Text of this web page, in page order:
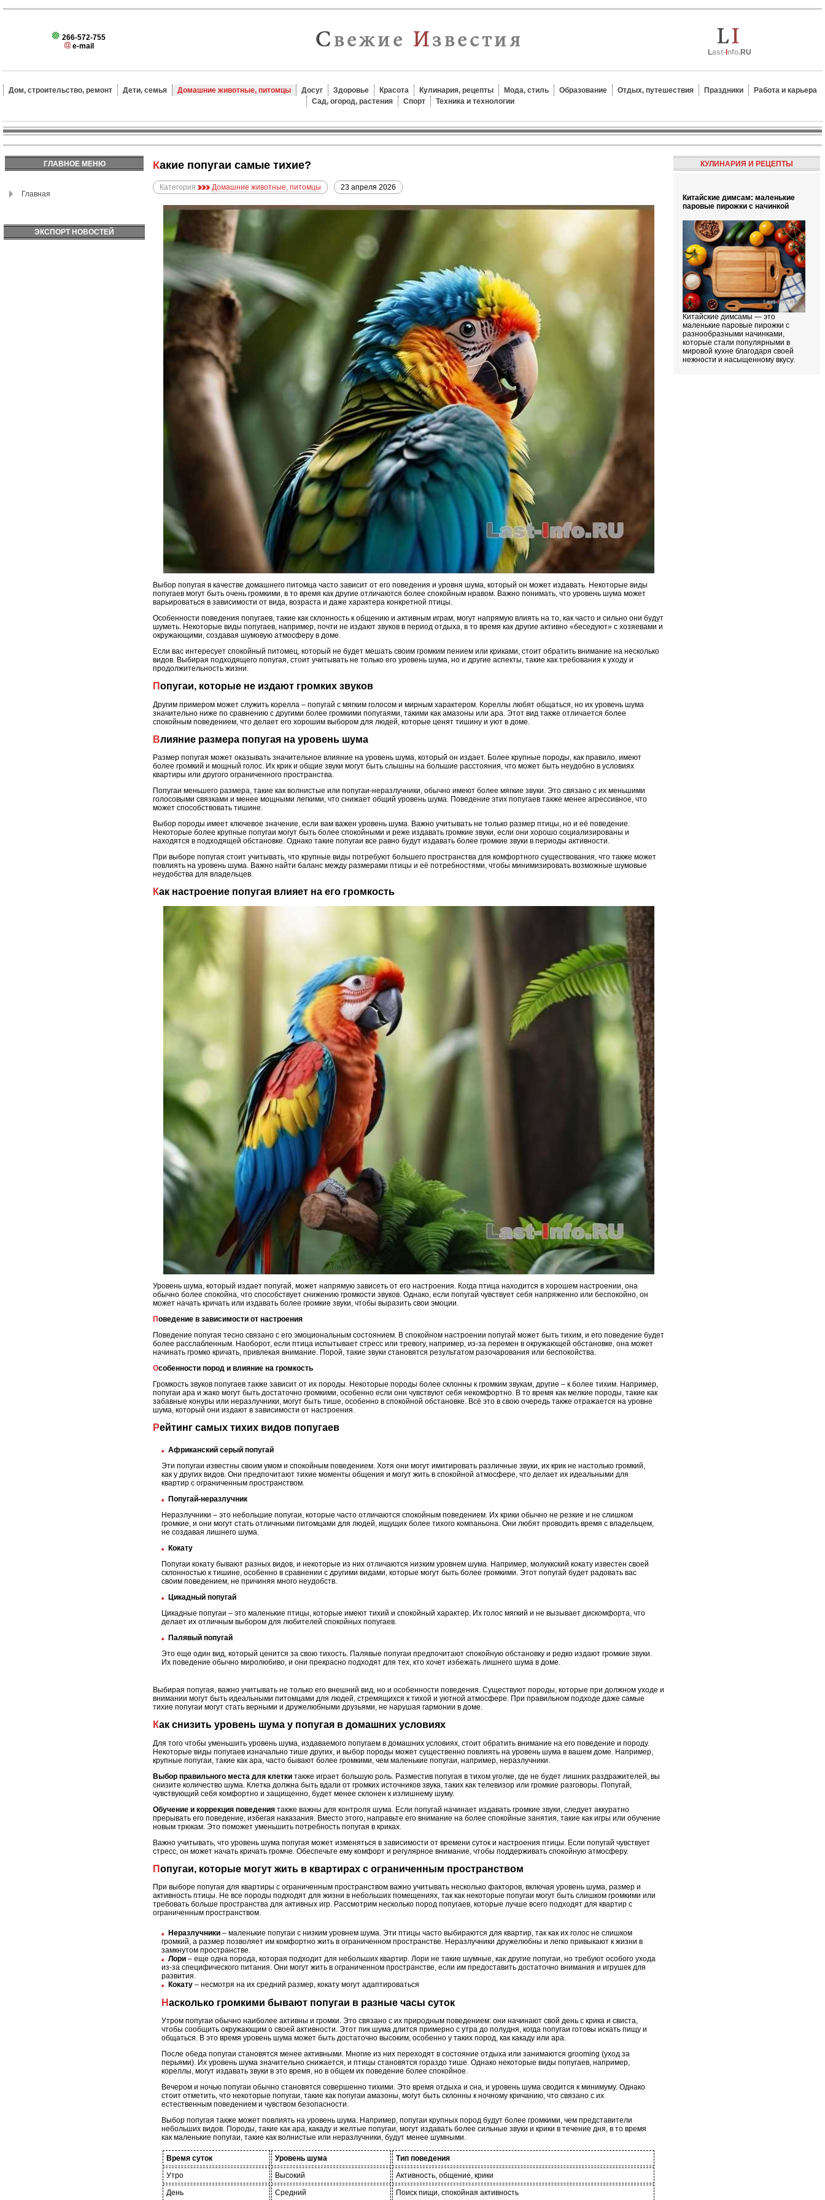
266-572-755
e-mail
Last- nfo.RU
Дом, строительство, ремонт Дети, семья Домашние животные, питомцы Досуг Здоровье Красота Кулинария, рецепты Мода, стиль Образование Отдых, путешествия Праздники
Работа и карьера
Сад, огород, растения
Спорт Техника и технологии
ГЛАВНОЕ МЕНЮ
Главная
ЭКСПОРТ НОВОСТЕЙ
Какие попугаи самые тихие?
Категория Домашние животные, питомцы 23 апреля 2026
Выбор попугая в качестве домашнего питомца часто зависит от его поведения и уровня шума, который он может издавать. Некоторые виды
попугаев могут быть очень громкими, в то время как другие отличаются более спокойным нравом. Важно понимать, что уровень шума может
варьироваться в зависимости от вида, возраста и даже характера конкретной птицы.
Особенности поведения попугаев, такие как склонность к общению и активным играм, могут напрямую влиять на то, как часто и сильно они будут
шуметь. Некоторые виды попугаев, например, почти не издают звуков в период отдыха, в то время как другие активно «беседуют» с хозяевами и
окружающими, создавая шумовую атмосферу в доме.
Если вас интересует спокойный питомец, который не будет мешать своим громким пением или криками, стоит обратить внимание на несколько
видов. Выбирая подходящего попугая, стоит учитывать не только его уровень шума, но и другие аспекты, такие как требования к уходу и
продолжительность жизни.
Попугаи, которые не издают громких звуков
Другим примером может служить корелла – попугай с мягким голосом и мирным характером. Кореллы любят общаться, но их уровень шума
значительно ниже по сравнению с другими более громкими попугаями, такими как амазоны или ара. Этот вид также отличается более
спокойным поведением, что делает его хорошим выбором для людей, которые ценят тишину и уют в доме.
Влияние размера попугая на уровень шума
Размер попугая может оказывать значительное влияние на уровень шума, который он издает. Более крупные породы, как правило, имеют
более громкий и мощный голос. Их крик и общие звуки могут быть слышны на большие расстояния, что может быть неудобно в условиях
квартиры или другого ограниченного пространства.
Попугаи меньшего размера, такие как волнистые или попугаи-неразлучники, обычно имеют более мягкие звуки. Это связано с их меньшими
голосовыми связками и менее мощными легкими, что снижает общий уровень шума. Поведение этих попугаев также менее агрессивное, что
может способствовать тишине.
Выбор породы имеет ключевое значение, если вам важен уровень шума. Важно учитывать не только размер птицы, но и её поведение.
Некоторые более крупные попугаи могут быть более спокойными и реже издавать громкие звуки, если они хорошо социализированы и
находятся в подходящей обстановке. Однако такие попугаи все равно будут издавать более громкие звуки в периоды активности.
При выборе попугая стоит учитывать, что крупные виды потребуют большего пространства для комфортного существования, что также может
повлиять на уровень шума. Важно найти баланс между размерами птицы и её потребностями, чтобы минимизировать возможные шумовые
неудобства для владельцев.
Как настроение попугая влияет на его громкость
Уровень шума, который издает попугай, может напрямую зависеть от его настроения. Когда птица находится в хорошем настроении, она
обычно более спокойна, что способствует снижению громкости звуков. Однако, если попугай чувствует себя напряженно или беспокойно, он
может начать кричать или издавать более громкие звуки, чтобы выразить свои эмоции.
Поведение в зависимости от настроения
Поведение попугая тесно связано с его эмоциональным состоянием. В спокойном настроении попугай может быть тихим, и его поведение будет
более расслабленным. Наоборот, если птица испытывает стресс или тревогу, например, из-за перемен в окружающей обстановке, она может
начинать громко кричать, привлекая внимание. Порой, такие звуки становятся результатом разочарования или беспокойства.
Особенности пород и влияние на громкость
Громкость звуков попугаев также зависит от их породы. Некоторые породы более склонны к громким звукам, другие – к более тихим. Например,
попугаи ара и жако могут быть достаточно громкими, особенно если они чувствуют себя некомфортно. В то время как мелкие породы, такие как
забавные конуры или неразлучники, могут быть тише, особенно в спокойной обстановке. Всё это в свою очередь также отражается на уровне
шума, который они издают в зависимости от настроения.
Рейтинг самых тихих видов попугаев
Африканский серый попугай
Эти попугаи известны своим умом и спокойным поведением. Хотя они могут имитировать различные звуки, их крик не настолько громкий,
как у других видов. Они предпочитают тихие моменты общения и могут жить в спокойной атмосфере, что делает их идеальными для
квартир с ограниченным пространством.
Попугай-неразлучник
Неразлучники – это небольшие попугаи, которые часто отличаются спокойным поведением. Их крики обычно не резкие и не слишком
громкие, и они могут стать отличными питомцами для людей, ищущих более тихого компаньона. Они любят проводить время с владельцем,
не создавая лишнего шума.
Кокату
Попугаи кокату бывают разных видов, и некоторые из них отличаются низким уровнем шума. Например, молуккский кокату известен своей
склонностью к тишине, особенно в сравнении с другими видами, которые могут быть более громкими. Этот попугай будет радовать вас
своим поведением, не причиняя много неудобств.
Цикадный попугай
Цикадные попугаи – это маленькие птицы, которые имеют тихий и спокойный характер. Их голос мягкий и не вызывает дискомфорта, что
делает их отличным выбором для любителей спокойных попугаев.
Палявый попугай
Это еще один вид, который ценится за свою тихость. Палявые попугаи предпочитают спокойную обстановку и редко издают громкие звуки.
Их поведение обычно миролюбиво, и они прекрасно подходят для тех, кто хочет избежать лишнего шума в доме.
Выбирая попугая, важно учитывать не только его внешний вид, но и особенности поведения. Существуют породы, которые при должном уходе и
внимании могут быть идеальными питомцами для людей, стремящихся к тихой и уютной атмосфере. При правильном подходе даже самые
тихие попугаи могут стать верными и дружелюбными друзьями, не нарушая гармонии в доме.
Как снизить уровень шума у попугая в домашних условиях
Для того чтобы уменьшить уровень шума, издаваемого попугаем в домашних условиях, стоит обратить внимание на его поведение и породу.
Некоторые виды попугаев изначально тише других, и выбор породы может существенно повлиять на уровень шума в вашем доме. Например,
крупные попугаи, такие как ара, часто бывают более громкими, чем маленькие попугаи, например, неразлучники.
Выбор правильного места для клетки также играет большую роль. Разместив попугая в тихом уголке, где не будет лишних раздражителей, вы
снизите количество шума. Клетка должна быть вдали от громких источников звука, таких как телевизор или громкие разговоры. Попугай,
чувствующий себя комфортно и защищенно, будет менее склонен к излишнему шуму.
Обучение и коррекция поведения также важны для контроля шума. Если попугай начинает издавать громкие звуки, следует аккуратно
прерывать его поведение, избегая наказания. Вместо этого, направьте его внимание на более спокойные занятия, такие как игры или обучение
новым трюкам. Это поможет уменьшить потребность попугая в криках.
Важно учитывать, что уровень шума попугая может изменяться в зависимости от времени суток и настроения птицы. Если попугай чувствует
стресс, он может начать кричать громче. Обеспечьте ему комфорт и регулярное внимание, чтобы поддерживать спокойную атмосферу.
Попугаи, которые могут жить в квартирах с ограниченным пространством
При выборе попугая для квартиры с ограниченным пространством важно учитывать несколько факторов, включая уровень шума, размер и
активность птицы. Не все породы подходят для жизни в небольших помещениях, так как некоторые попугаи могут быть слишком громкими или
требовать больше пространства для активных игр. Рассмотрим несколько пород попугаев, которые лучше всего подходят для квартир с
ограниченным пространством.
Неразлучники – маленькие попугаи с низким уровнем шума. Эти птицы часто выбираются для квартир, так как их голос не слишком
громкий, а размер позволяет им комфортно жить в ограниченном пространстве. Неразлучники дружелюбны и легко привыкают к жизни в
замкнутом пространстве.
Лори – еще одна порода, которая подходит для небольших квартир. Лори не такие шумные, как другие попугаи, но требуют особого ухода
из-за специфического питания. Они могут жить в ограниченном пространстве, если им предоставить достаточно внимания и игрушек для
развития.
Кокату – несмотря на их средний размер, кокату могут адаптироваться
Насколько громкими бывают попугаи в разные часы суток
Утром попугаи обычно наиболее активны и громки. Это связано с их природным поведением: они начинают свой день с крика и свиста,
чтобы сообщить окружающим о своей активности. Этот пик шума длится примерно с утра до полудня, когда попугаи готовы искать пищу и
общаться. В это время уровень шума может быть достаточно высоким, особенно у таких пород, как какаду или ара.
После обеда попугаи становятся менее активными. Многие из них переходят в состояние отдыха или занимаются grooming (уход за
перьями). Их уровень шума значительно снижается, и птицы становятся гораздо тише. Однако некоторые виды попугаев, например,
кореллы, могут издавать звуки в это время, но в общем их поведение более спокойное.
Вечером и ночью попугаи обычно становятся совершенно тихими. Это время отдыха и сна, и уровень шума сводится к минимуму. Однако
стоит отметить, что некоторые попугаи, такие как попугаи амазоны, могут быть склонны к ночному кричанию, что связано с их
естественным поведением и чувством безопасности.
Выбор попугая также может повлиять на уровень шума. Например, попугаи крупных пород будут более громкими, чем представители
небольших видов. Породы, такие как ара, какаду и желтые попугаи, могут издавать более сильные звуки и крики в течение дня, в то время
как маленькие попугаи, такие как волнистые или неразлучники, будут менее шумными.
Время суток Уровень шума
Тип поведения
Утро
Высокий
Активность, общение, крики
День
Средний Поиск пищи, спокойная активность
КУЛИНАРИЯ И РЕЦЕПТЫ
Китайские димсам: маленькие
паровые пирожки с начинкой
Китайские димсамы — это
маленькие паровые пирожки с
разнообразными начинками,
которые стали популярными в
мировой кухне благодаря своей
нежности и насыщенному вкусу.